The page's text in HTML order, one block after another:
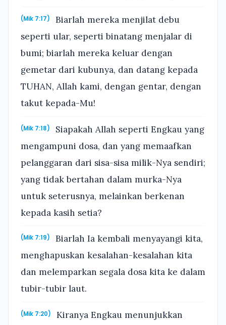
(Mik 7:17)
Biarlah mereka menjilat debu
seperti ular, seperti binatang menjalar di
bumi; biarlah mereka keluar dengan
gemetar dari kubunya, dan datang kepada
TUHAN, Allah kami, dengan gentar, dengan
takut kepada-Mu!
(Mik 7:18)
Siapakah Allah seperti Engkau yang
mengampuni dosa, dan yang memaafkan
pelanggaran dari sisa-sisa milik-Nya sendiri;
yang tidak bertahan dalam murka-Nya
untuk seterusnya, melainkan berkenan
kepada kasih setia?
(Mik 7:19)
Biarlah Ia kembali menyayangi kita,
menghapuskan kesalahan-kesalahan kita
dan melemparkan segala dosa kita ke dalam
tubir-tubir laut.
(Mik 7:20)
Kiranya Engkau menunjukkan